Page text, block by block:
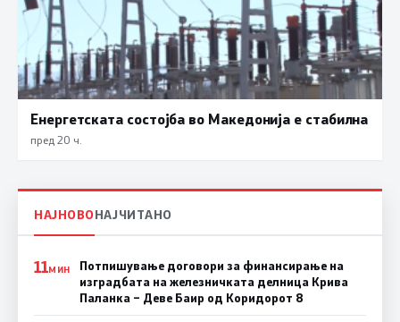
Енергетската состојба во Македонија е стабилна
пред 20 ч.
НАЈНОВОНАЈЧИТАНО
11МИН
Потпишување договори за финансирање на
изградбата на железничката делница Крива
Паланка – Деве Баир од Коридорот 8